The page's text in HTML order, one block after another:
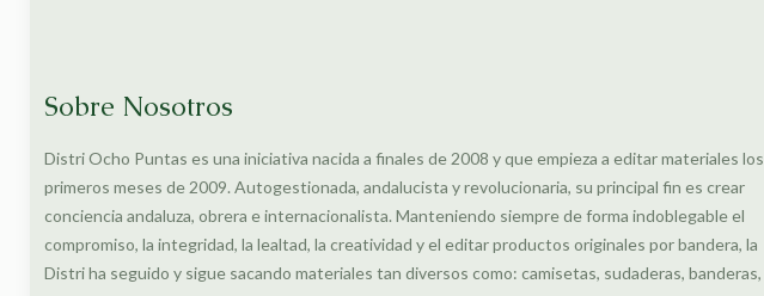
Sobre Nosotros
Distri Ocho Puntas es una iniciativa nacida a finales de 2008 y que empieza a editar materiales los
primeros meses de 2009. Autogestionada, andalucista y revolucionaria, su principal fin es crear
conciencia andaluza, obrera e internacionalista. Manteniendo siempre de forma indoblegable el
compromiso, la integridad, la lealtad, la creatividad y el editar productos originales por bandera, la
Distri ha seguido y sigue sacando materiales tan diversos como: camisetas, sudaderas, banderas,